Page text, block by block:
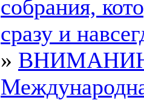
собрания,
сразу и
»